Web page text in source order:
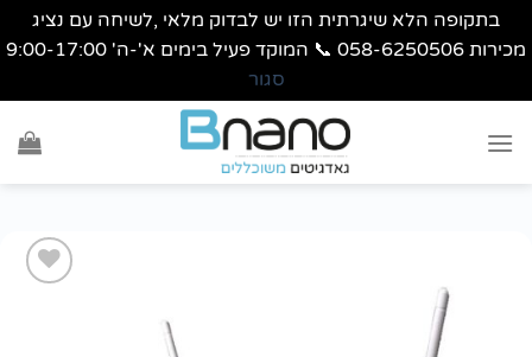
בתקופה הלא שיגרתית הזו יש לבדוק מלאי ,לשיחה עם נציג
מכירות 058-6250506 📞 המוקד פעיל בימים א'-ה' 9:00-17:00
סגור